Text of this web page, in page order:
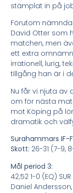
stämplat in på
Förutom
David Otter som
matchen, men
ett extra
irrationell, lurig,
tillgång han är i
Nu får vi njuta
om för nästa
mot Köping på
dramatik och
Surahammars IF-
Skott: 26-31 (7-9,
Mål period 3:
42;52 1-0 (EQ)
Daniel